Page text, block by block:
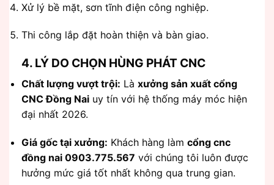
Xử lý bề mặt, sơn tĩnh điện công nghiệp.
Thi công lắp đặt hoàn thiện và bàn giao.
4. LÝ DO CHỌN HÙNG PHÁT CNC
Chất lượng vượt trội: Là xưởng sản xuất cổng
CNC Đồng Nai uy tín với hệ thống máy móc hiện
đại nhất 2026.
Giá gốc tại xưởng: Khách hàng làm cổng cnc
đồng nai 0903.775.567 với chúng tôi luôn được
hưởng mức giá tốt nhất không qua trung gian.